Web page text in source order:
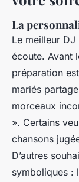
La
Le meilleur
écoute. Avant
préparation
mariés
morceaux
». Certains
chansons
D’autres
symboliques :